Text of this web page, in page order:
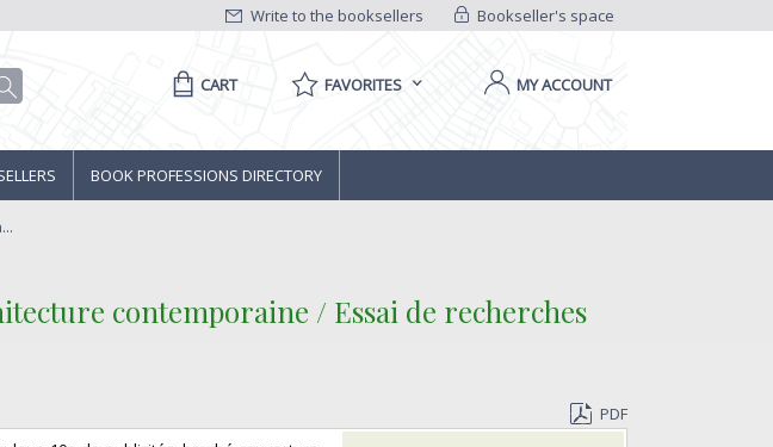
Bookseller's space
Write to the booksellers
CART FAVORITES MY ACCOUNT
BOOK PROFESSIONS DIRECTORY
contemporaine / Essai de recherches
PDF